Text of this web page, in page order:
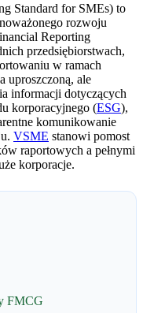
Standard for SMEs) to
rozwoju
Reporting
przedsiębiorstwach,
w ramach
uproszczoną, ale
informacji dotyczących
korporacyjnego (ESG),
komunikowanie
VSME stanowi pomost
raportowych a pełnymi
korporacje.
FMCG